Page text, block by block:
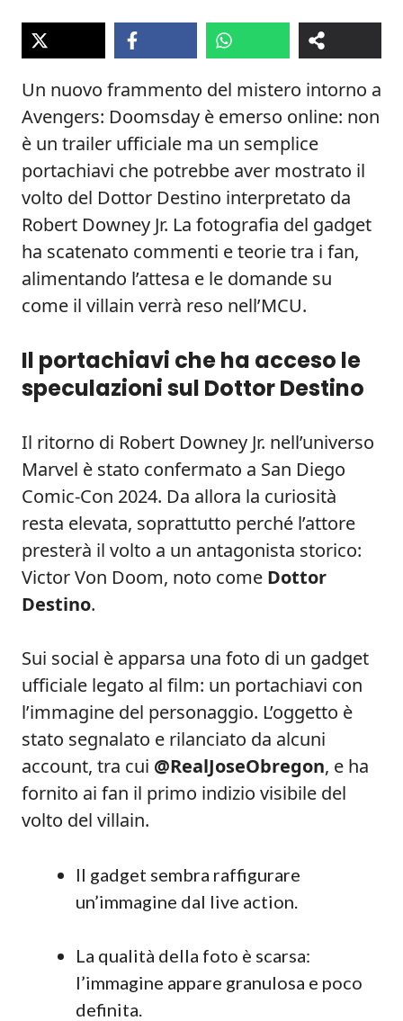
Un nuovo frammento del mistero intorno a
Avengers: Doomsday è emerso online: non
è un trailer ufficiale ma un semplice
portachiavi che potrebbe aver mostrato il
volto del Dottor Destino interpretato da
Robert Downey Jr. La fotografia del gadget
ha scatenato commenti e teorie tra i fan,
alimentando l’attesa e le domande su
come il villain verrà reso nell’MCU.
Il portachiavi che ha acceso le
speculazioni sul Dottor Destino
Il ritorno di Robert Downey Jr. nell’universo
Marvel è stato confermato a San Diego
Comic-Con 2024. Da allora la curiosità
resta elevata, soprattutto perché l’attore
presterà il volto a un antagonista storico:
Victor Von Doom, noto come Dottor
Destino.
Sui social è apparsa una foto di un gadget
ufficiale legato al film: un portachiavi con
l’immagine del personaggio. L’oggetto è
stato segnalato e rilanciato da alcuni
account, tra cui @RealJoseObregon, e ha
fornito ai fan il primo indizio visibile del
volto del villain.
Il gadget sembra raffigurare
un’immagine dal live action.
La qualità della foto è scarsa:
l’immagine appare granulosa e poco
definita.